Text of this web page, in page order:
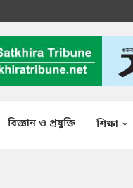
বিজ্ঞান ও প্রযুক্তি শিক্ষা